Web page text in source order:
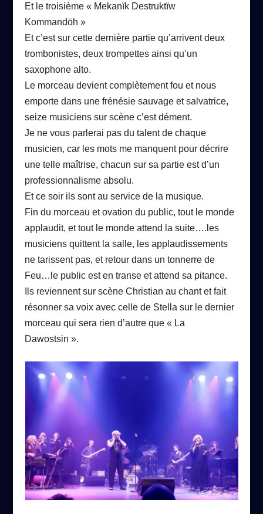
Et le troisième « Mekanïk Destruktïw
Kommandöh »
Et c’est sur cette dernière partie qu’arrivent deux
trombonistes, deux trompettes ainsi qu’un
saxophone alto.
Le morceau devient complètement fou et nous
emporte dans une frénésie sauvage et salvatrice,
seize musiciens sur scène c’est dément.
Je ne vous parlerai pas du talent de chaque
musicien, car les mots me manquent pour décrire
une telle maîtrise, chacun sur sa partie est d’un
professionnalisme absolu.
Et ce soir ils sont au service de la musique.
Fin du morceau et ovation du public, tout le monde
applaudit, et tout le monde attend la suite….les
musiciens quittent la salle, les applaudissements
ne tarissent pas, et retour dans un tonnerre de
Feu…le public est en transe et attend sa pitance.
Ils reviennent sur scène Christian au chant et fait
résonner sa voix avec celle de Stella sur le dernier
morceau qui sera rien d’autre que « La
Dawostsin ».